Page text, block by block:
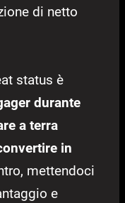
di netto
status è
durante
a terra
in
mettendoci
e